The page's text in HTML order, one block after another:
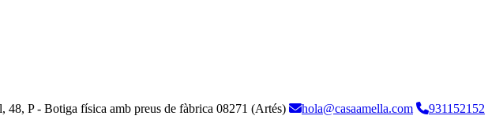
P - Botiga física amb preus de fàbrica 08271 (Artés) hola@casaamella.com 931152152